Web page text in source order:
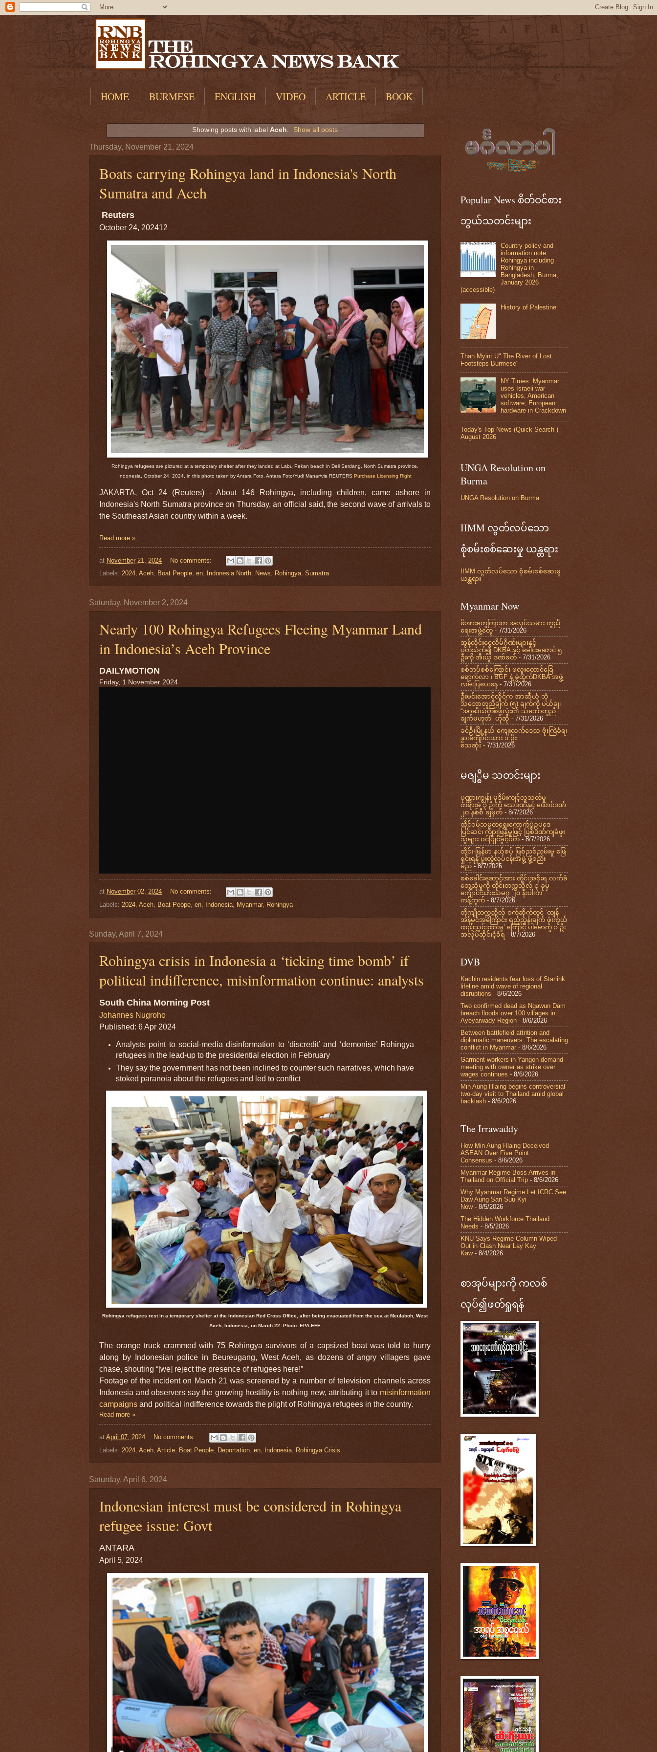
HOME BURMESE ENGLISH VIDEO ARTICLE BOOK
Showing posts with label Aceh. Show all posts
Thursday, November 21, 2024
Boats carrying Rohingya land in Indonesia's North
Sumatra and Aceh
Reuters
October 24, 202412
Rohingya refugees are pictured at a temporary shelter after they landed at Labu Pekan beach in Deli Serdang, North Sumatra province,
Indonesia, October 24, 2024, in this photo taken by Antara Foto. Antara Foto/Yudi Manar/via REUTERS Purchase Licensing Right
JAKARTA, Oct 24 (Reuters) - About 146 Rohingya, including children, came ashore in
Indonesia's North Sumatra province on Thursday, an official said, the second wave of arrivals to
the Southeast Asian country within a week.
Read more »
at November 21, 2024
No comments:
Labels: 2024, Aceh, Boat People, en, Indonesia North, News, Rohingya, Sumatra
Saturday, November 2, 2024
Nearly 100 Rohingya Refugees Fleeing Myanmar Land
in Indonesia’s Aceh Province
DAILYMOTION
Friday, 1 November 2024
at November 02, 2024
No comments:
Labels: 2024, Aceh, Boat Peope, en, Indonesia, Myanmar, Rohingya
Sunday, April 7, 2024
Rohingya crisis in Indonesia a ‘ticking time bomb’ if
political indifference, misinformation continue: analysts
South China Morning Post
Johannes Nugroho
Published: 6 Apr 2024
Analysts point to social-media disinformation to ‘discredit’ and ‘demonise’ Rohingya
refugees in the lead-up to the presidential election in February
They say the government has not been inclined to counter such narratives, which have
stoked paranoia about the refugees and led to conflict
Rohingya refugees rest in a temporary shelter at the Indonesian Red Cross Office, after being evacuated from the sea at Meulaboh, West
Aceh, Indonesia, on March 22. Photo: EPA-EFE
The orange truck crammed with 75 Rohingya survivors of a capsized boat was told to hurry
along by Indonesian police in Beureugang, West Aceh, as dozens of angry villagers gave
chase, shouting “[we] reject the presence of refugees here!”
Footage of the incident on March 21 was screened by a number of television channels across
Indonesia and observers say the growing hostility is nothing new, attributing it to misinformation
campaigns and political indifference towards the plight of Rohingya refugees in the country.
Read more »
at April 07, 2024
No comments:
Labels: 2024 Aceh Article Boat People Deportation en Indonesia Rohingya Crisis
Saturday, April 6, 2024
Indonesian interest must be considered in Rohingya
refugee issue: Govt
ANTARA
April 5, 2024
Popular News စိတ်ဝင်စား
ဘွယ်သတင်းများ
Country policy and
information note:
Rohingya including
Rohingya in
Bangladesh, Burma,
January 2026
(accessible)
History of Palestine
Than Myint U" The River of Lost
Footsteps Burmese"
NY Times: Myanmar
uses Israeli war
vehicles, American
software, European
hardware in Crackdown
Today's Top News (Quick Search )
August 2026
UNGA Resolution on
Burma
UNGA Resolution on Burma
IIMM လွတ်လပ်သော
စုံစမ်းစစ်ဆေးမှု ယန္တရား
IIMM လွတ်လပ်သော စုံစမ်းစစ်ဆေးမှု
ယန္တရား
Myanmar Now
ဖိအားတွေကြားက အလုပ်သမား ကူညီ
ရေးအဖွဲ့တွေ- 7/31/2026
အွန်လိုင်းငွေလိမ်ဂိုဏ်းများနှင့်
ပတ်သက်၍ DKBA နှင့် ခေါင်းဆောင် ၅
ဦးကို အီးယူ ဒဏ်ခတ် - 7/31/2026
စစ်တပ်စစ်ကြောင်း ဖလူးတောင်ခြေ
ရောက်လာ ၊ BGF နဲ့ ခွဲထွက်DKBA အဖွဲ့
လမ်းပြပေးနေ - 7/31/2026
ဦးမင်းအောင်လှိုင်က အာဆီယံ ဘုံ
သဘောတူညီချက် (၅) ချက်ကို ပယ်ချ၊
“အာဆီယံတစ်ဖွဲ့လုံး၏ သဘောတူညီ
ချက်မဟုတ်” ဟုဆို - 7/31/2026
ခင်ဦးမြို့နယ် ကျေးလက်ဒေသ ဗုံးကြဲခံရ၊
နွားကျောင်းသား ၁ ဦး
သေဆုံး- 7/31/2026
မဇျ္စိမ သတင်းများ
ပုဏ္ဏားကျွန်း မုဒိမ်းကျင့်လူသတ်မှု
တရားခံ ၃ ဦးကို သေဒဏ်နှင့် ထောင်ဒဏ်
၂၀ နှစ်စီ ချမှတ် - 8/7/2026
ထိုင်ဝမ်သမ္မတရွေးကောက်ပွဲဥပဒေ
ပြင်ဆင်၊ ကျားဖြန့်မှုဖြင့် ပြစ်ဒဏ်ကျခံဖူး
သူများ ဝင်ပြိုင်ခွင့်ပိတ် - 8/7/2026
ထိုင်း-မြန်မာ နယ်စပ် မြစ်ညစ်ညမ်းမှု ဖြေ
ရှင်းရန် ပူးတွဲလုပ်ငန်းအဖွဲ့ ဖွဲ့စည်း
မည် - 8/7/2026
စစ်ခေါင်းဆောင်အား ထိုင်းအစိုးရ လက်ခံ
တွေ့ဆုံမှုကို ထိုင်းတက္ကသိုလ် ၃ ခုမှ
ကျောင်းသားသမဂ္ဂ ၂၀ နီးပါးက
ကန့်ကွက် - 8/7/2026
တိုကျိုတက္ကသိုလ် ဝက်ဆိုက်တွင် ‘ထျန်
အန်မင်အကြောင်း ရည်ညွှန်းချက် ဖုံးကွယ်
ထည့်သွင်းထားမှု’ ကြောင့် ပါမောက္ခ ၁ ဦး
အလုပ်ဆိုင်းငံ့ခံရ - 8/7/2026
DVB
Kachin residents fear loss of Starlink
lifeline amid wave of regional
disruptions - 8/6/2026
Two confirmed dead as Ngawun Dam
breach floods over 100 villages in
Ayeyarwady Region - 8/6/2026
Between battlefield attrition and
diplomatic maneuvers: The escalating
conflict in Myanmar - 8/6/2026
Garment workers in Yangon demand
meeting with owner as strike over
wages continues - 8/6/2026
Min Aung Hlaing begins controversial
two-day visit to Thailand amid global
backlash - 8/6/2026
The Irrawaddy
How Min Aung Hlaing Deceived
ASEAN Over Five Point
Consensus - 8/6/2026
Myanmar Regime Boss Arrives in
Thailand on Official Trip - 8/6/2026
Why Myanmar Regime Let ICRC See
Daw Aung San Suu Kyi
Now- 8/5/2026
The Hidden Workforce Thailand
Needs - 8/5/2026
KNU Says Regime Column Wiped
Out in Clash Near Lay Kay
Kaw- 8/4/2026
စာအုပ်များကို ကလစ်
လုပ်၍ဖတ်ရှုရန်